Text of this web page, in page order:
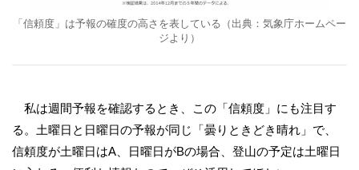
「信頼度」は予報の確度の高さを表している（出典：気象庁ホームペー
ジより）
私は週間予報を確認するとき、この「信頼度」にも注目す
る。土曜日と日曜日の予報が同じ「曇りときどき晴れ」で、
信頼度が土曜日はA、日曜日がBの場合、登山の予定は土曜日